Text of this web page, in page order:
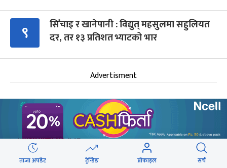
९
सिँचाइ र खानेपानी : विद्युत् महसुलमा सहुलियत
दर, तर १३ प्रतिशत भ्याटको भार
Advertisment
आगामी बिदाहरु
ताजा अपडेट ट्रेन्डिङ प्रोफाइल सर्च